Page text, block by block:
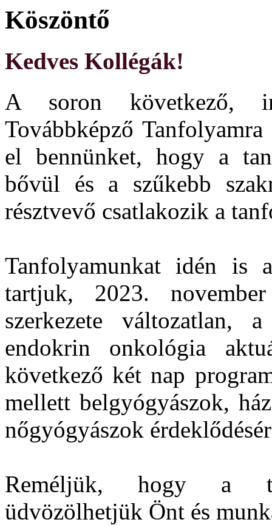
Köszöntő
Kedves Kollégák!
A soron következő,
Továbbképző
el bennünket, hogy a
bővül és a szűkebb
résztvevő csatlakozik a
Tanfolyamunkat idén is
tartjuk, 2023.
szerkezete változatlan,
endokrin onkológia
következő két nap
mellett belgyógyászok,
nőgyógyászok
Reméljük, hogy a
üdvözölhetjük Önt és